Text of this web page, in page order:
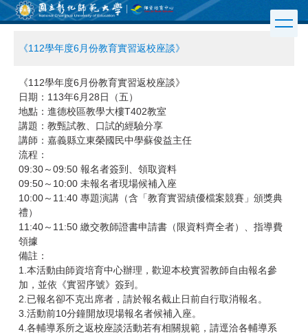
跳
到
《112學年度6月份教育實習返校座談》
《112學年度6月份教育實習返校座談》
日期：113年6月28日（五）
地點：進德校區教學大樓T402教室
講題：教甄試教、口試的經驗分享
講師：嘉義縣立東榮國民中學蘇俊益主任
流程：
09:30～09:50 報名者簽到、領取資料
09:50～10:00 未報名者現場候補入座
10:00～11:40 專題演講（含「教育實習績優檔案競賽」頒獎典
禮）
11:40～11:50 繳交教師證書申請書（限資料齊全者）、指導費
領據
備註：
1.本活動由師資培育中心辦理，歡迎本校實習教師自由報名參
加，並依《實習序號》簽到。
2.已報名卻不克出席者，請於報名截止日前自行取消報名。
3.活動前10分鐘開放現場報名者候補入座。
4.各輔導系所之返校座談活動若有相關規範，請逕洽各輔導系